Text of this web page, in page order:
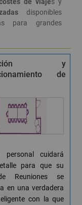
disponibles
para grandes
y
de
personal cuidará
para que su
Reuniones se
en una verdadera
con la que